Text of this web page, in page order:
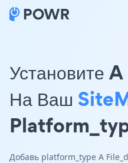
Установите
На Ваш
Добавь platform_type A